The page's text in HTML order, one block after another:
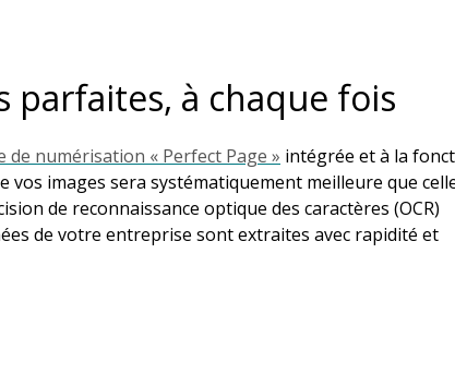
parfaites, à chaque fois
de numérisation « Perfect Page » intégrée et à la
vos images sera systématiquement meilleure que
de reconnaissance optique des caractères (OCR)
de votre entreprise sont extraites avec rapidité et